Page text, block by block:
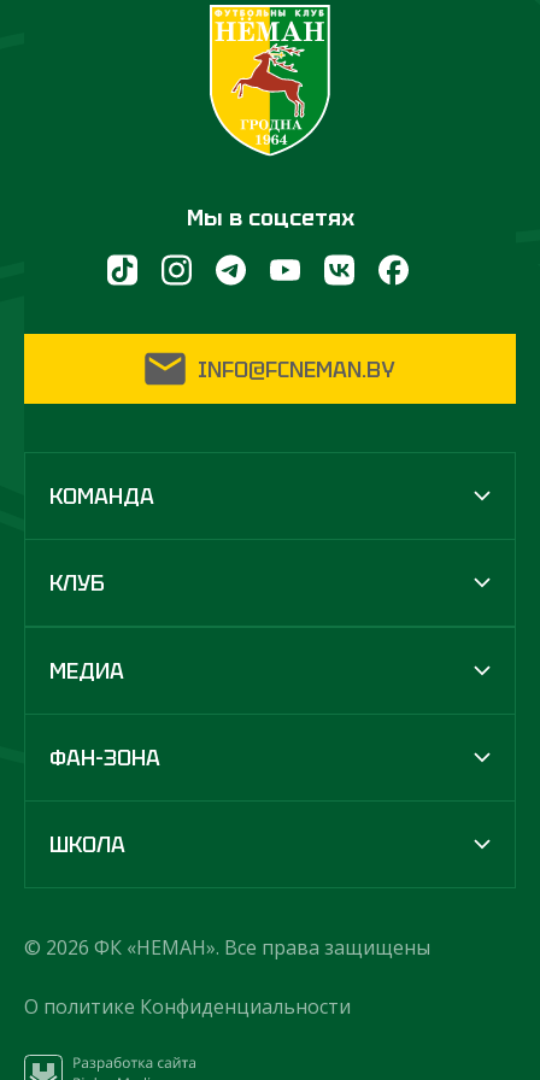
Мы в соцсетях
INFO@FCNEMAN.BY
КОМАНДА
КЛУБ
МЕДИА
ФАН-ЗОНА
ШКОЛА
© 2026 ФК «НЕМАН». Все права защищены
О политике Конфиденциальности